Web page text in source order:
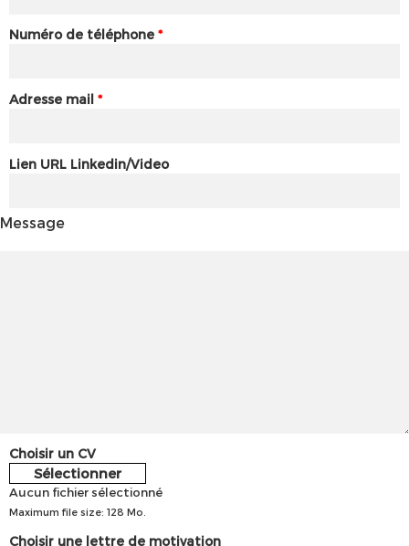
Numéro de téléphone *
Adresse mail *
Lien URL Linkedin/Video
Message
Choisir un CV
Sélectionner
Aucun fichier sélectionné
Maximum file size: 128 Mo.
Choisir une lettre de motivation